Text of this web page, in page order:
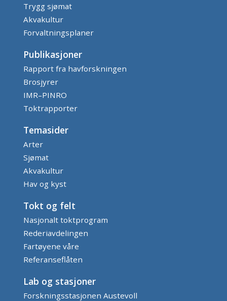
Trygg sjømat
Akvakultur
Forvaltningsplaner
Publikasjoner
Rapport fra havforskningen
Brosjyrer
IMR–PINRO
Toktrapporter
Temasider
Arter
Sjømat
Akvakultur
Hav og kyst
Tokt og felt
Nasjonalt toktprogram
Rederiavdelingen
Fartøyene våre
Referanseflåten
Lab og stasjoner
Forskningsstasjonen Austevoll